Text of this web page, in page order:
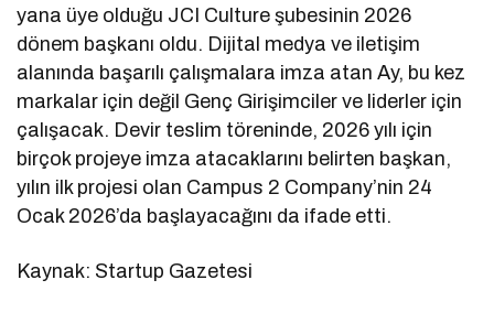
yana üye olduğu JCI Culture şubesinin 2026
dönem başkanı oldu. Dijital medya ve iletişim
alanında başarılı çalışmalara imza atan Ay, bu kez
markalar için değil Genç Girişimciler ve liderler için
çalışacak. Devir teslim töreninde, 2026 yılı için
birçok projeye imza atacaklarını belirten başkan,
yılın ilk projesi olan Campus 2 Company’nin 24
Ocak 2026’da başlayacağını da ifade etti.
Kaynak: Startup Gazetesi